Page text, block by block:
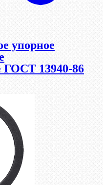
упорное
ГОСТ 13940-86